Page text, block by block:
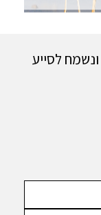
טיול
פרטי מאחד
משבעתלסייע